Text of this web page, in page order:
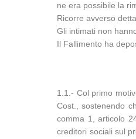
ne era possibile la
Ricorre avverso
Gli intimati non
Il Fallimento ha
1.1.- Col primo
Cost., sostenendo
comma 1, articolo
creditori sociali sul